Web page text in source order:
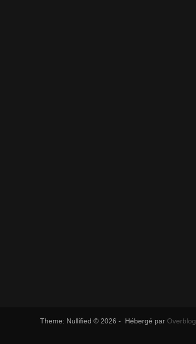
Theme: Nullified © 2026 - Hébergé par Overblog